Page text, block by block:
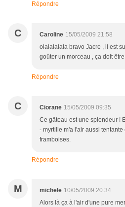
Répondre
C Caroline 15/05/2009 21:58
olalalalala bravo Jacre , il est
goûter un morceau , ça doit
Répondre
C Ciorane 15/05/2009 09:35
Ce gâteau est une splendeur !
- myrtille m'a l'air aussi
framboises.
Répondre
M michele 10/05/2009 20:34
Alors là ça à l'air d'une pure